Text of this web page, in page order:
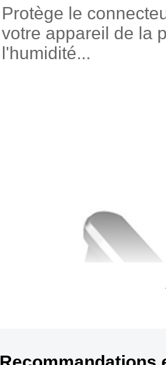
Protège le
votre appareil de la
l'humidité...